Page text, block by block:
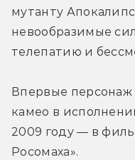
мутанту
невообразимые
телепатию и
Впервые
камео в
2009 году — в
Росомаха».